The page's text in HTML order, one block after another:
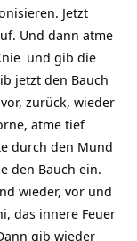
Jetzt
Und dann atme
und gib die
jetzt den Bauch
zurück, wieder
atme tief
durch den Mund
den Bauch ein.
wieder, vor und
das innere Feuer
gib wieder